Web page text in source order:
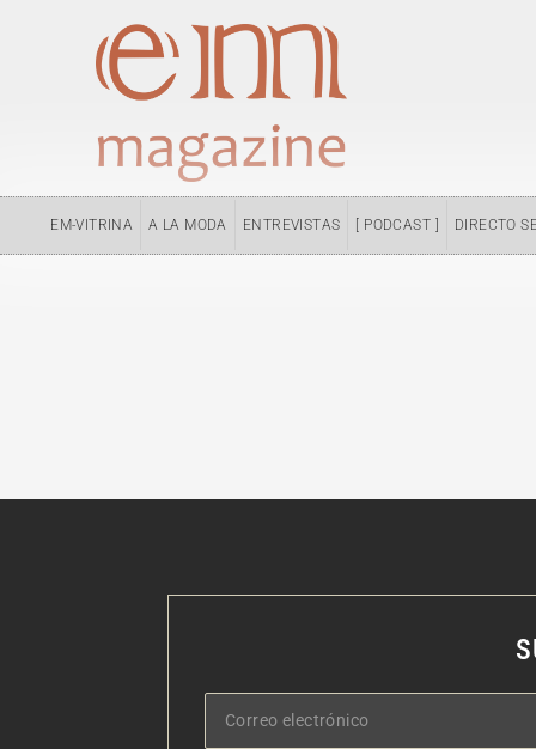
EM-VITRINA A LA MODA ENTREVISTAS [ PODCAST ] DIRECTO
Correo
electrónico